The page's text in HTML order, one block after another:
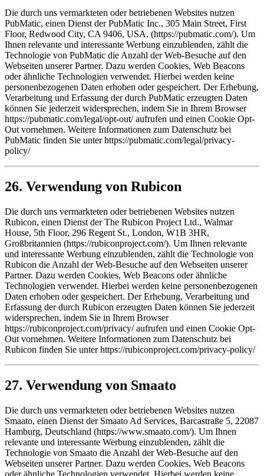
Die durch uns vermarkteten oder betriebenen Websites nutzen
PubMatic, einen Dienst der PubMatic Inc., 305 Main Street, First
Floor, Redwood City, CA 9406, USA. (https://pubmatic.com/). Um
Ihnen relevante und interessante Werbung einzublenden, zählt die
Technologie von PubMatic die Anzahl der Web-Besuche auf den
Webseiten unserer Partner. Dazu werden Cookies, Web Beacons
oder ähnliche Technologien verwendet. Hierbei werden keine
personenbezogenen Daten erhoben oder gespeichert. Der Erhebung,
Verarbeitung und Erfassung der durch PubMatic erzeugten Daten
können Sie jederzeit widersprechen, indem Sie in Ihrem Browser
https://pubmatic.com/legal/opt-out/ aufrufen und einen Cookie Opt-
Out vornehmen. Weitere Informationen zum Datenschutz bei
PubMatic finden Sie unter https://pubmatic.com/legal/privacy-
policy/
26. Verwendung von Rubicon
Die durch uns vermarkteten oder betriebenen Websites nutzen
Rubicon, einen Dienst der The Rubicon Project Ltd., Walmar
House, 5th Floor, 296 Regent St., London, W1B 3HR,
Großbritannien (https://rubiconproject.com/). Um Ihnen relevante
und interessante Werbung einzublenden, zählt die Technologie von
Rubicon die Anzahl der Web-Besuche auf den Webseiten unserer
Partner. Dazu werden Cookies, Web Beacons oder ähnliche
Technologien verwendet. Hierbei werden keine personenbezogenen
Daten erhoben oder gespeichert. Der Erhebung, Verarbeitung und
Erfassung der durch Rubicon erzeugten Daten können Sie jederzeit
widersprechen, indem Sie in Ihrem Browser
https://rubiconproject.com/privacy/ aufrufen und einen Cookie Opt-
Out vornehmen. Weitere Informationen zum Datenschutz bei
Rubicon finden Sie unter https://rubiconproject.com/privacy-policy/
27. Verwendung von Smaato
Die durch uns vermarkteten oder betriebenen Websites nutzen
Smaato, einen Dienst der Smaato Ad Services, Barcastraße 5, 22087
Hamburg, Deutschland (https://www.smaato.com/). Um Ihnen
relevante und interessante Werbung einzublenden, zählt die
Technologie von Smaato die Anzahl der Web-Besuche auf den
Webseiten unserer Partner. Dazu werden Cookies, Web Beacons
oder ähnliche Technologien verwendet. Hierbei werden keine